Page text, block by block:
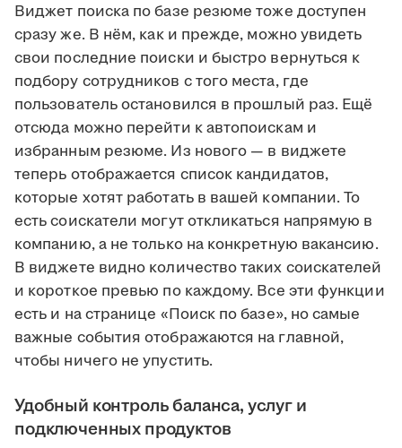
Виджет поиска по базе резюме тоже доступен
сразу же. В нём, как и прежде, можно увидеть
свои последние поиски и быстро вернуться к
подбору сотрудников с того места, где
пользователь остановился в прошлый раз. Ещё
отсюда можно перейти к автопоискам и
избранным резюме. Из нового — в виджете
теперь отображается список кандидатов,
которые хотят работать в вашей компании. То
есть соискатели могут откликаться напрямую в
компанию, а не только на конкретную вакансию.
В виджете видно количество таких соискателей
и короткое превью по каждому. Все эти функции
есть и на странице «Поиск по базе», но самые
важные события отображаются на главной,
чтобы ничего не упустить.
Удобный контроль баланса, услуг и
подключенных продуктов